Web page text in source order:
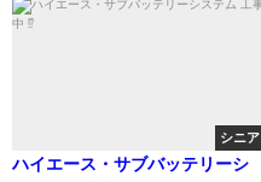
シニア
ハイエース・サブバッテリーシ